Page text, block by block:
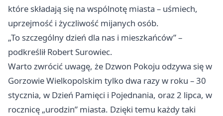
które składają się na wspólnotę miasta – uśmiech,
uprzejmość i życzliwość mijanych osób.
„To szczególny dzień dla nas i mieszkańców” –
podkreślił Robert Surowiec.
Warto zwrócić uwagę, że Dzwon Pokoju odzywa się w
Gorzowie Wielkopolskim tylko dwa razy w roku – 30
stycznia, w Dzień Pamięci i Pojednania, oraz 2 lipca, w
rocznicę „urodzin” miasta. Dzięki temu każdy taki